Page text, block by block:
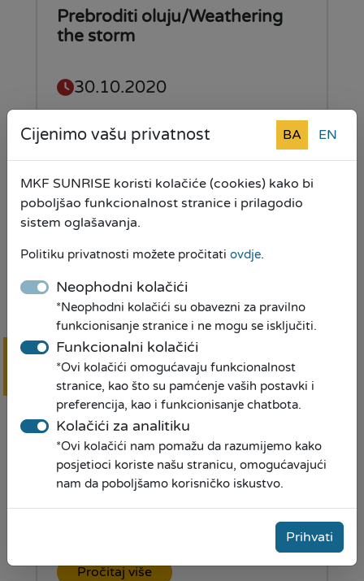
Prebroditi oluju/Weathering
the storm
30.10.2020
Pročitaj više
MKF SUNRISE u Cazinu na
novoj lokaciji i adresi
21.10.2020
Pročitaj više
Mudro do kredita!
Pročitaj više
Cijenimo vašu privatnost BA EN
MKF SUNRISE koristi kolačiće (cookies) kako bi
poboljšao funkcionalnost stranice i prilagodio
sistem oglašavanja.
Politiku privatnosti možete pročitati ovdje.
Neophodni kolačići
*Neophodni kolačići su obavezni za pravilno
funkcionisanje stranice i ne mogu se isključiti.
Funkcionalni kolačići
*Ovi kolačići omogućavaju funkcionalnost
stranice, kao što su pamćenje vaših postavki i
preferencija, kao i funkcionisanje chatbota.
Kolačići za analitiku
*Ovi kolačići nam pomažu da razumijemo kako
posjetioci koriste našu stranicu, omogućavajući
nam da poboljšamo korisničko iskustvo.
Prihvati